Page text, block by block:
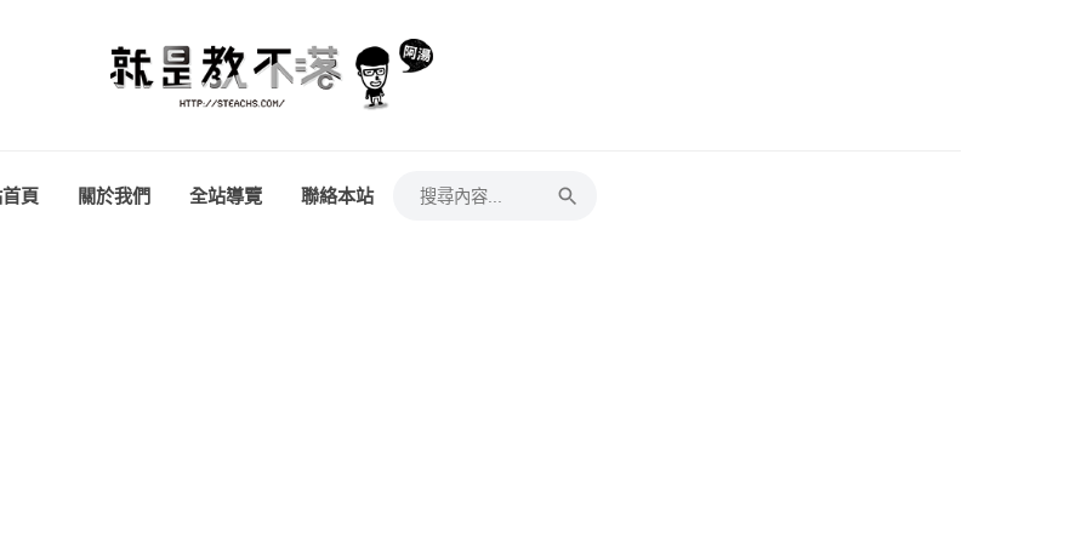
頁 關於我們 全站導覽 聯絡本站